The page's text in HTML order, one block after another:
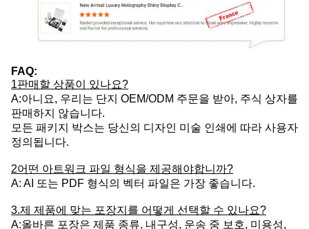
FAQ:
1판매할 상품이 있나요?
A:아니요, 우리는 단지 OEM/ODM 주문을 받아, 주식 상자를
판매하지 않습니다.
모든 패키지 박스는 당신의 디자인 미술 인쇄에 따라 사용자
정의됩니다.
2어떤 아트워크 파일 형식을 제공해야합니까?
A: AI 또는 PDF 형식의 벡터 파일은 가장 좋습니다.
3.제 제품에 맞는 포장지를 어떻게 선택할 수 있나요?
A:올바른 포장은 제품 종류, 내구성, 운송 중 보호, 미용성,